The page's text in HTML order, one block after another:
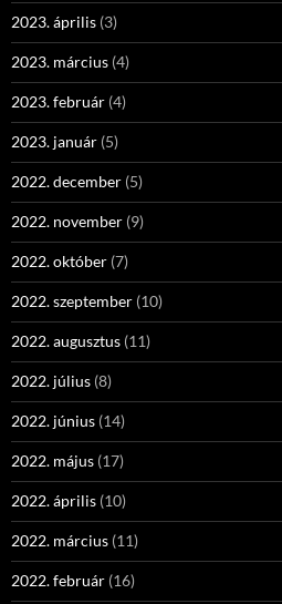
2023. április (3)
2023. március (4)
2023. február (4)
2023. január (5)
2022. december (5)
2022. november (9)
2022. október (7)
2022. szeptember (10)
2022. augusztus (11)
2022. július (8)
2022. június (14)
2022. május (17)
2022. április (10)
2022. március (11)
2022. február (16)